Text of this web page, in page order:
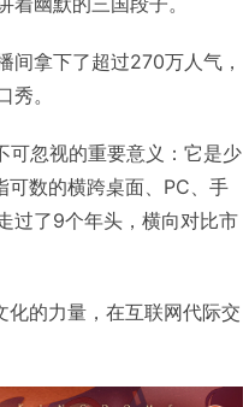
间拿下了超过270万人气，
。
可忽视的重要意义：它是少
可数的横跨桌面、PC、手
过了9个年头，横向对比市
化的力量，在互联网代际交